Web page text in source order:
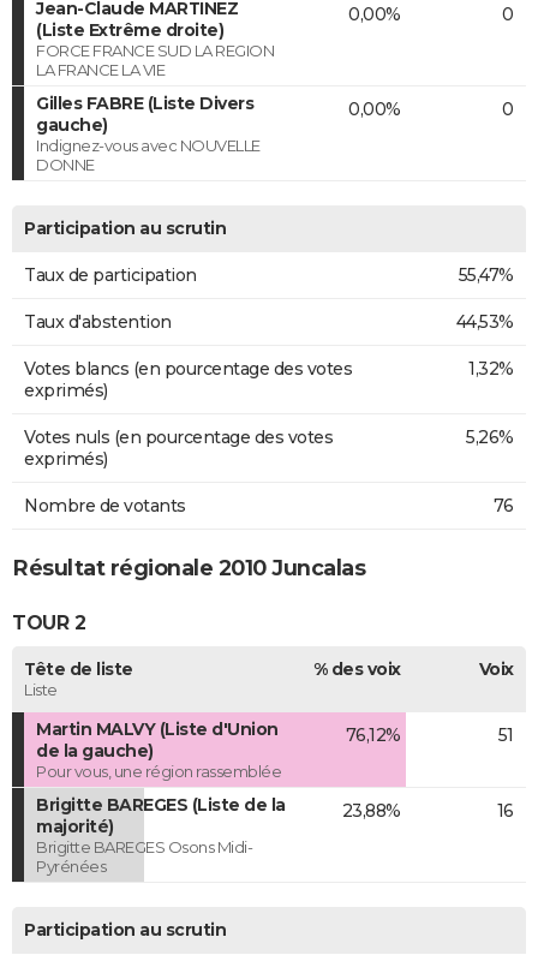
Jean-Claude MARTINEZ
(Liste Extrême droite)
FORCE FRANCE SUD LA REGION
LA FRANCE LA VIE
0,00% 0
Gilles FABRE (Liste Divers
gauche)
Indignez-vous avec NOUVELLE
DONNE
0,00% 0
Participation au scrutin
Taux de participation 55,47%
Taux d'abstention 44,53%
Votes blancs (en pourcentage des votes
exprimés)
1,32%
Votes nuls (en pourcentage des votes
exprimés)
5,26%
Nombre de votants 76
Résultat régionale 2010 Juncalas
TOUR 2
Tête de liste
Liste
% des voix Voix
Martin MALVY (Liste d'Union
de la gauche)
Pour vous, une région rassemblée
76,12% 51
Brigitte BAREGES (Liste de la
majorité)
Brigitte BAREGES Osons Midi-
Pyrénées
23,88% 16
Participation au scrutin